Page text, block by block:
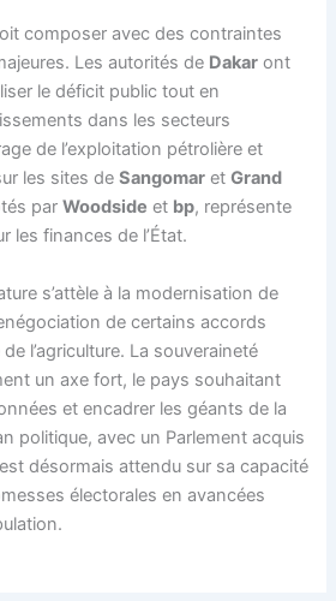
composer avec des contraintes
Les autorités de Dakar ont
le déficit public tout en
dans les secteurs
de l’exploitation pétrolière et
les sites deSangomar etGrand
parWoodside et bp, représente
les finances de l’État.
s’attèle à la modernisation de
de certains accords
l’agriculture. La souveraineté
un axe fort, le pays souhaitant
et encadrer les géants de la
politique, avec un Parlement acquis
est désormais attendu sur sa capacité
électorales en avancées